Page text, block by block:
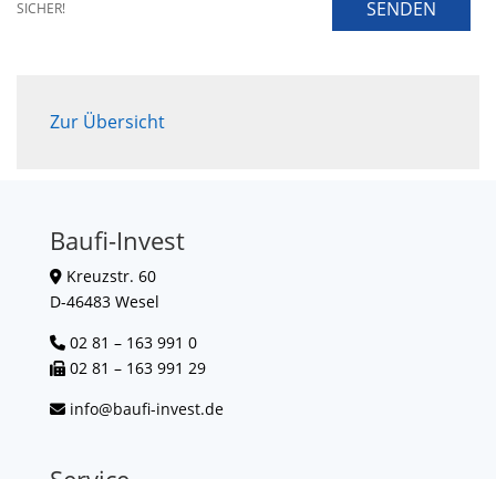
SICHER! SENDEN
Zur Übersicht
Baufi-Invest
Kreuzstr. 60
D-46483 Wesel
02 81 – 163 991 0
02 81 – 163 991 29
info@baufi-invest.de